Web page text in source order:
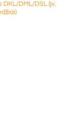
DKL/DML/DSL (įv.